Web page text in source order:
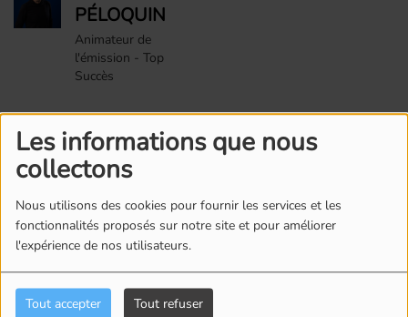
Les informations que nous
collectons
Nous utilisons des cookies pour fournir les services et les
fonctionnalités proposés sur notre site et pour améliorer
l'expérience de nos utilisateurs.
Tout accepter Tout refuser
PÉLOQUIN
Animateur de
l'émission - Top
Succès
Commentaires(0)
Connectez-vous pour commenter cet article
SE CONNECTER